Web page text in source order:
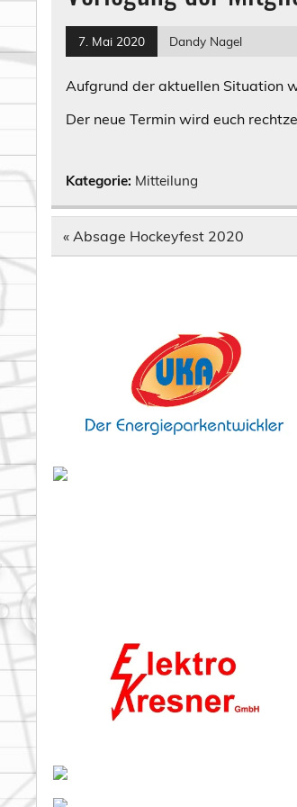
7. Mai 2020 Dandy Nagel
Aufgrund der aktuellen Situation
Der neue Termin wird euch
Kategorie: Mitteilung
Beitragsnavigation
« Absage Hockeyfest 2020